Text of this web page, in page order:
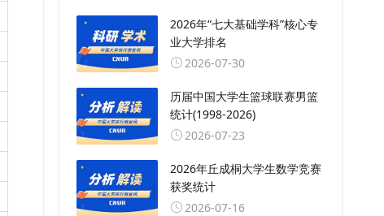
2026年“七大基础学科”核心专
业大学排名
2026-07-30
历届中国大学生篮球联赛男篮
统计(1998-2026)
2026-07-23
2026年丘成桐大学生数学竞赛
获奖统计
2026-07-16